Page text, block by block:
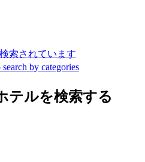
索されています
by categories
テルを検索する